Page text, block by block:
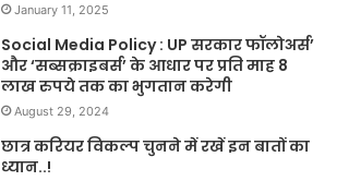
January 11, 2025
Social Media Policy : UP सरकार फॉलोअर्स’
और ‘सब्सक्राइबर्स’ के आधार पर प्रति माह 8
लाख रुपये तक का भुगतान करेगी
August 29, 2024
छात्र करियर विकल्प चुनने में रखें इन बातों का
ध्यान..!